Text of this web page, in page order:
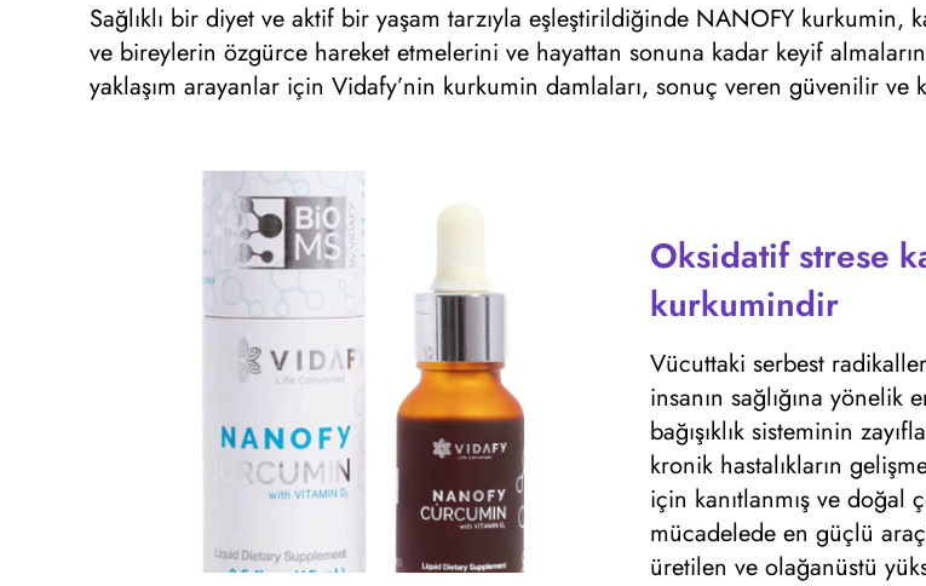
Sağlıklı bir diyet ve aktif bir yaşam tarzıyla eşleştirildiğinde NANOFY kurkumin,
ve bireylerin özgürce hareket etmelerini ve hayattan sonuna kadar keyif
yaklaşım arayanlar için Vidafy’nin kurkumin damlaları, sonuç veren güvenilir ve
Oksidatif strese
kurkumindir
Vücuttaki serbest
insanın sağlığına
bağışıklık sisteminin
kronik hastalıkların
için kanıtlanmış ve doğal
mücadelede en güçlü
üretilen ve olağanüstü